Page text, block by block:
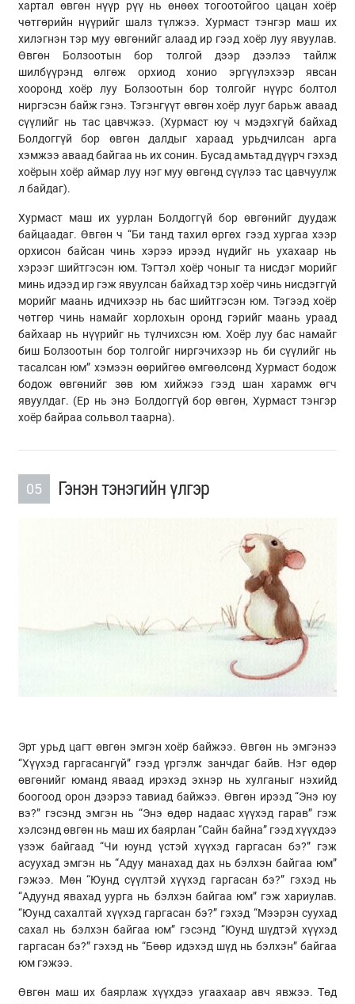
хартал өвгөн нүүр рүү нь өнөөх тогоотойгоо цацан хоёр
чөтгөрийн нүүрийг шалз түлжээ. Хурмаст тэнгэр маш их
хилэгнэн тэр муу өвгөнийг алаад ир гээд хоёр луу явуулав.
Өвгөн Болзоотын бор толгой дээр дээлээ тайлж
шилбүүрэнд өлгөж орхиод хонио эргүүлэхээр явсан
хооронд хоёр луу Болзоотын бор толгойг нүүрс болтол
ниргэсэн байж гэнэ. Тэгэнгүүт өвгөн хоёр лууг барьж аваад
сүүлийг нь тас цавчжээ. (Хурмаст юу ч мэдэхгүй байхад
Болдоггүй бор өвгөн далдыг хараад урьдчилсан арга
хэмжээ аваад байгаа нь их сонин. Бусад амьтад дүүрч гэхэд
хоёрын хоёр аймар луу нэг муу өвгөнд сүүлээ тас цавчуулж
л байдаг).
Хурмаст маш их уурлан Болдоггүй бор өвгөнийг дуудаж
байцаадаг. Өвгөн ч “Би танд тахил өргөх гээд хургаа хээр
орхисон байсан чинь хэрээ ирээд нүдийг нь ухахаар нь
хэрээг шийтгэсэн юм. Тэгтэл хоёр чоныг та нисдэг морийг
минь идээд ир гэж явуулсан байхад тэр хоёр чинь нисдэггүй
морийг маань идчихээр нь бас шийтгэсэн юм. Тэгээд хоёр
чөтгөр чинь намайг хорлохын оронд гэрийг маань ураад
байхаар нь нүүрийг нь түлчихсэн юм. Хоёр луу бас намайг
биш Болзоотын бор толгойг ниргэчихээр нь би сүүлийг нь
тасалсан юм” хэмээн өөрийгөө өмгөөлсөнд Хурмаст бодож
бодож өвгөнийг зөв юм хийжээ гээд шан харамж өгч
явуулдаг. (Ер нь энэ Болдоггүй бор өвгөн, Хурмаст тэнгэр
хоёр байраа сольвол таарна).
05 Гэнэн тэнэгийн үлгэр
Эрт урьд цагт өвгөн эмгэн хоёр байжээ. Өвгөн нь эмгэнээ
“Хүүхэд гаргасангүй” гээд үргэлж занчдаг байв. Нэг өдөр
өвгөнийг юманд яваад ирэхэд эхнэр нь хулганыг нэхийд
боогоод орон дээрээ тавиад байжээ. Өвгөн ирээд “Энэ юу
вэ?” гэсэнд эмгэн нь “Энэ өдөр надаас хүүхэд гарав” гэж
хэлсэнд өвгөн нь маш их баярлан “Сайн байна” гээд хүүхдээ
үзэж байгаад “Чи юунд үстэй хүүхэд гаргасан бэ?” гэж
асуухад эмгэн нь “Адуу манахад дах нь бэлхэн байгаа юм”
гэжээ. Мөн “Юунд сүүлтэй хүүхэд гаргасан бэ?” гэхэд нь
“Адуунд явахад уурга нь бэлхэн байгаа юм” гэж хариулав.
“Юунд сахалтай хүүхэд гаргасан бэ?” гэхэд “Мээрэн суухад
сахал нь бэлхэн байгаа юм” гэсэнд “Юунд шүдтэй хүүхэд
гаргасан бэ?” гэхэд нь “Бөөр идэхэд шүд нь бэлхэн” байгаа
юм гэжээ.
Өвгөн маш их баярлаж хүүхдээ угаахаар авч явжээ. Төд